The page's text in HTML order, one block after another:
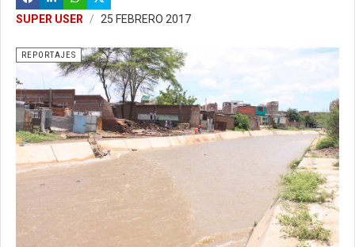
SUPER USER 25 FEBRERO 2017
REPORTAJES